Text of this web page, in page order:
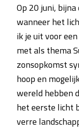
Op 20 juni,
wanneer het
ik je uit voor
met als thema
zonsopkomst
hoop en
wereld hebben
het eerste licht
verre